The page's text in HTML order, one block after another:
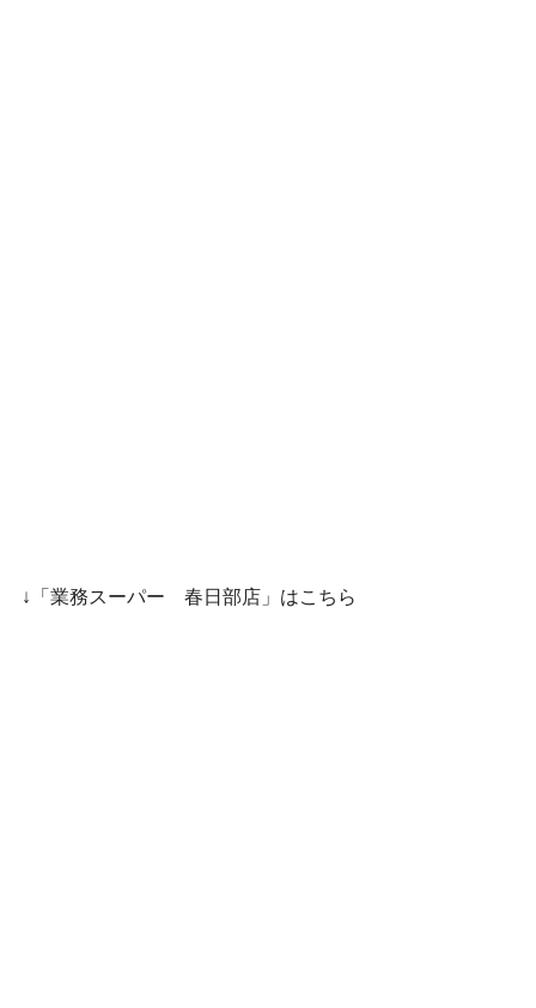
↓「業務スーパー 春日部店」はこちら